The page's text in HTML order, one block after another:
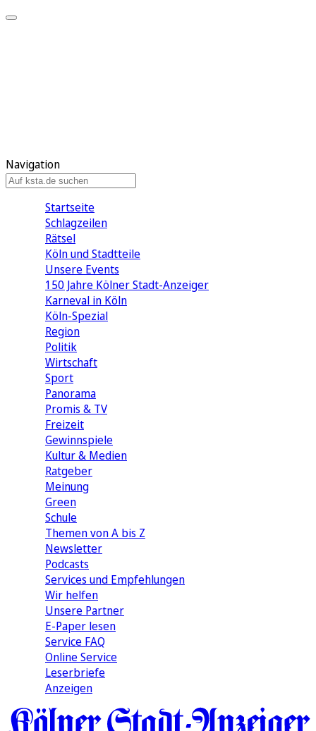
Navigation
Startseite
Schlagzeilen
Rätsel
Köln und Stadtteile
Unsere Events
150 Jahre Kölner Stadt-Anzeiger
Karneval in Köln
Köln-Spezial
Region
Politik
Wirtschaft
Sport
Panorama
Promis & TV
Freizeit
Gewinnspiele
Kultur & Medien
Ratgeber
Meinung
Green
Schule
Themen von A bis Z
Newsletter
Podcasts
Services und Empfehlungen
Wir helfen
Unsere Partner
E-Paper lesen
Service FAQ
Online Service
Leserbriefe
Anzeigen